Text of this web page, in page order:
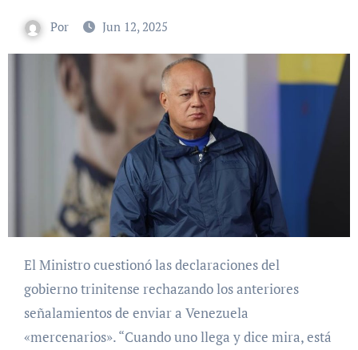
Por Jun 12, 2025
El Ministro cuestionó las declaraciones del
gobierno trinitense rechazando los anteriores
señalamientos de enviar a Venezuela
«mercenarios». “Cuando uno llega y dice mira, está